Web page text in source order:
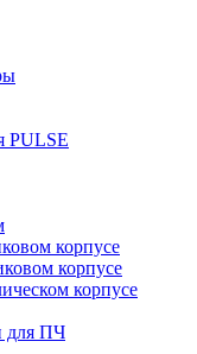
PULSE
корпусе
корпусе
корпусе
для ПЧ